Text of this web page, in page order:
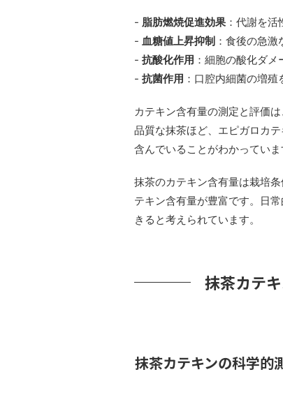
- 脂肪燃焼促進効果 ：代謝を
- 血糖値上昇抑制 ：食後の急
- 抗酸化作用 ：細胞の酸化ダ
- 抗菌作用 ：口腔内細菌の増
カテキン含有量の測定と評価
品質な抹茶ほど、エピガロカ
含んでいることがわかっていま
抹茶のカテキン含有量は栽培
テキン含有量が豊富です。日
きると考えられています。
抹茶カテ
抹茶カテキンの科学的